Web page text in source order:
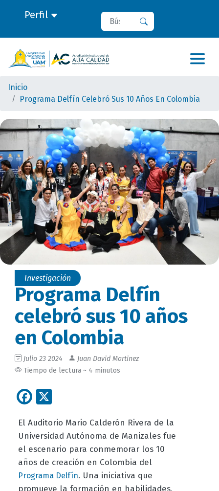
Perfil Buscar
Inicio
Programa Delfín Celebró Sus 10 Años En Colombia
Investigación
Programa Delfín
celebró sus 10 años
en Colombia
Julio 23 2024
Juan David Martinez
Tiempo de lectura ~ 4 minutos
Facebook
El Auditorio Mario Calderón Rivera de la
Universidad Autónoma de Manizales fue
el escenario para conmemorar los 10
años de creación en Colombia del
Programa Delfín. Una iniciativa que
promueve la formación en habilidades,